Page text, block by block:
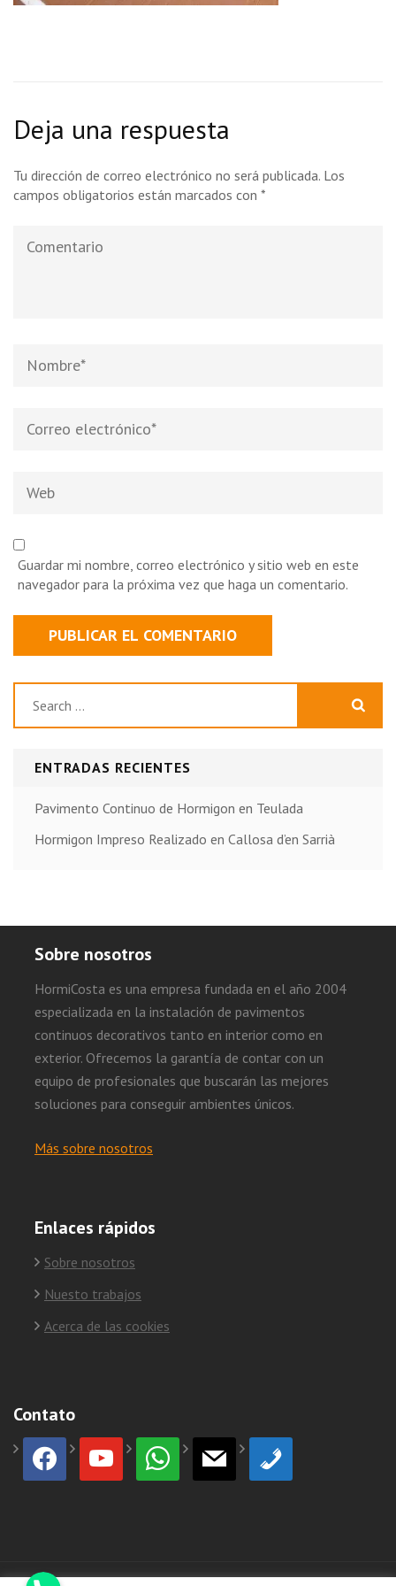
Deja una respuesta
Tu dirección de correo electrónico no será publicada. Los
campos obligatorios están marcados con *
electrónico*
Guardar mi nombre, correo electrónico y sitio web en este
navegador para la próxima vez que haga un comentario.
ENTRADAS RECIENTES
Pavimento Continuo de Hormigon en Teulada
Hormigon Impreso Realizado en Callosa d’en Sarrià
Sobre nosotros
HormiCosta es una empresa fundada en el año 2004
especializada en la instalación de pavimentos
continuos decorativos tanto en interior como en
exterior. Ofrecemos la garantía de contar con un
equipo de profesionales que buscarán las mejores
soluciones para conseguir ambientes únicos.
Más sobre nosotros
Enlaces rápidos
Sobre nosotros
Nuesto trabajos
Acerca de las cookies
Contato
facebook youtube whatsapp mail phone
Phone